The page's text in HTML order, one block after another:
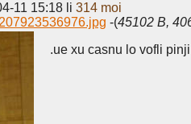
11 15:18 li 314 moi
-(45102 B,
.ue xu casnu lo vofli pinji